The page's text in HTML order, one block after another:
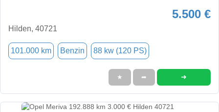
5.500 €
Hilden, 40721
101.000 km Benzin 88 kw (120 PS)
★ ➦ ➜